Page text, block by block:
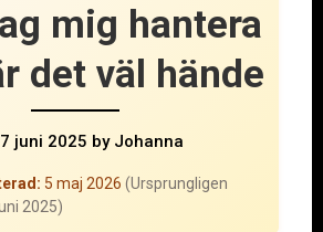
mig hantera
det väl hände
juni 2025 byJohanna
5 maj 2026 (Ursprungligen
2025)